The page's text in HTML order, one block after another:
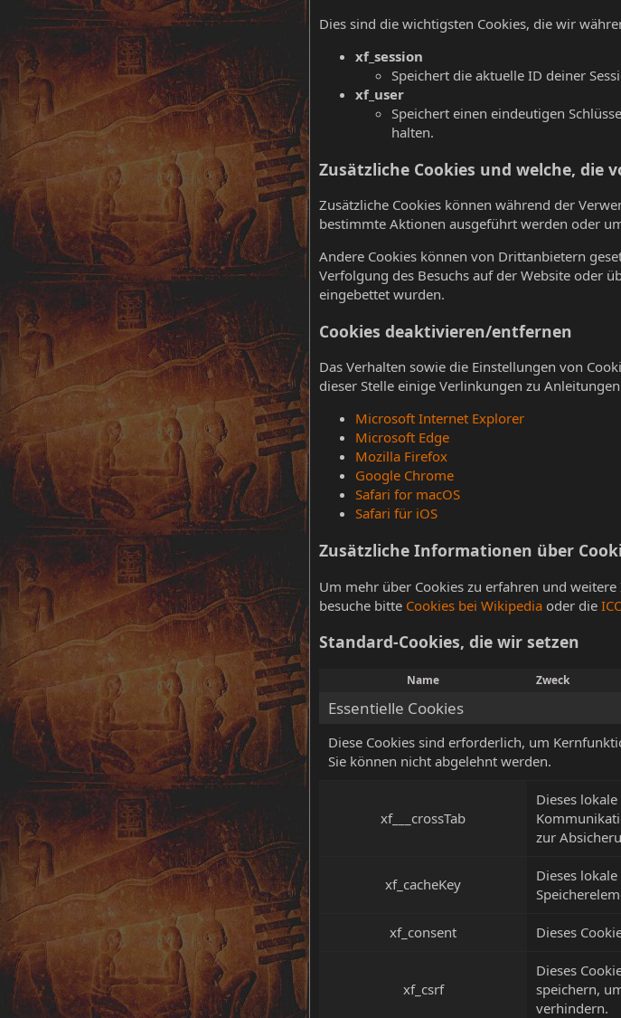
Dies sind die wichtigsten Cookies, die wir
xf_session
Speichert die aktuelle ID deiner
xf_user
Speichert einen eindeutigen
halten.
Zusätzliche Cookies und welche,
Zusätzliche Cookies können während der
bestimmte Aktionen ausgeführt werden oder
Andere Cookies können von Drittanbietern
Verfolgung des Besuchs auf der Website oder
eingebettet wurden.
Cookies deaktivieren/entfernen
Das Verhalten sowie die Einstellungen von
dieser Stelle einige Verlinkungen zu
Microsoft Internet Explorer
Microsoft Edge
Mozilla Firefox
Google Chrome
Safari for macOS
Safari für iOS
Zusätzliche Informationen über
Um mehr über Cookies zu erfahren und
besuche bitte Cookies bei Wikipedia oder die
Standard-Cookies, die wir setzen
Name Zweck
Essentielle Cookies
Diese Cookies sind erforderlich, um
Sie können nicht abgelehnt werden.
xf___crossTab
Dieses
zur
xf_cacheKey
Dieses
xf_consent Dieses
xf_csrf
Dieses
speichern,
verhindern.